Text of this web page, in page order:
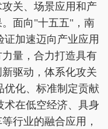
关、场景应用和产
面向"十五五"，南
加速迈向产业应用
量，合力打造具有
驱动，体系化攻关
优化、标准制定贡献
术在低空经济、具身
行业的融合应用，